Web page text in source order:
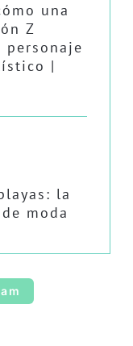
una
Z
|
la
moda